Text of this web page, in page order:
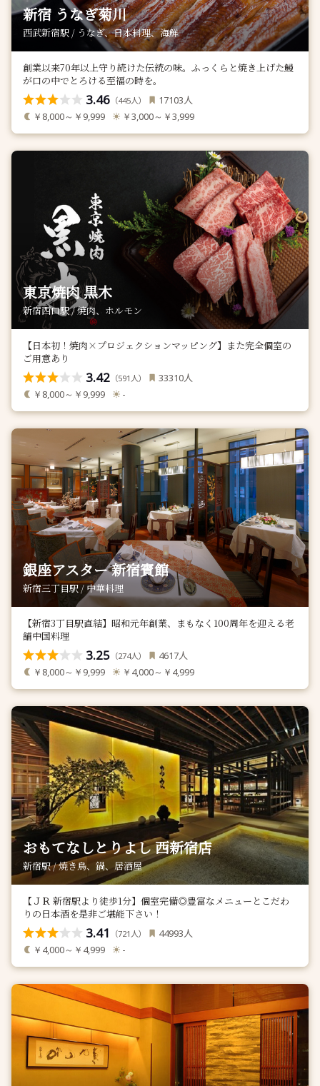
新宿 うなぎ菊川
西武新宿駅 / うなぎ、日本料理、海鮮
創業以来70年以上守り続けた伝統の味。ふっくらと焼き上げた鰻
が口の中でとろける至福の時を。
3.46 （445人） 17103人
￥8,000～￥9,999 ￥3,000～￥3,999
東京焼肉 黒木
新宿西口駅 / 焼肉、ホルモン
【日本初！焼肉×プロジェクションマッピング】また完全個室の
ご用意あり
3.42 （591 人） 33310人
￥8,000～￥9,999 -
銀座アスター 新宿賓館
新宿三丁目駅 / 中華料理
【新宿3丁目駅直結】昭和元年創業、まもなく100周年を迎える老
舗中国料理
3.25 （274人） 4617人
￥8,000～￥9,999 ￥4,000～￥4,999
おもてなしとりよし 西新宿店
新宿駅 / 焼き鳥、鍋、居酒屋
【ＪＲ 新宿駅より徒歩1分】個室完備◎豊富なメニューとこだわ
りの日本酒を是非ご堪能下さい！
3.41 （721 人） 44993人
￥4,000～￥4,999 -